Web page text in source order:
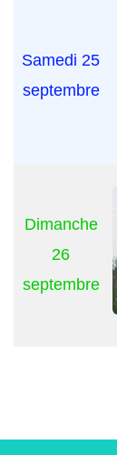
Samedi 25
septembre
Dimanche
26
septembre